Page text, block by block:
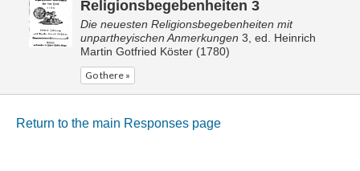
Religionsbegebenheiten 3
Die neuesten Religionsbegebenheiten mit
unpartheyischen Anmerkungen 3, ed. Heinrich
Martin Gotfried Köster (1780)
Go there »
Return to the main Responses page